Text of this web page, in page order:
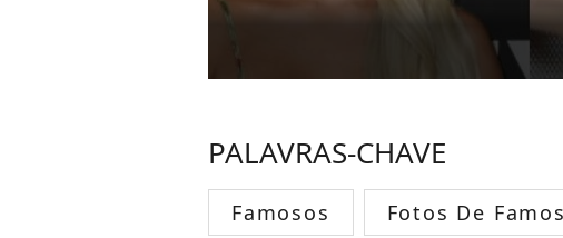
PALAVRAS-CHAVE
Famosos Fotos De